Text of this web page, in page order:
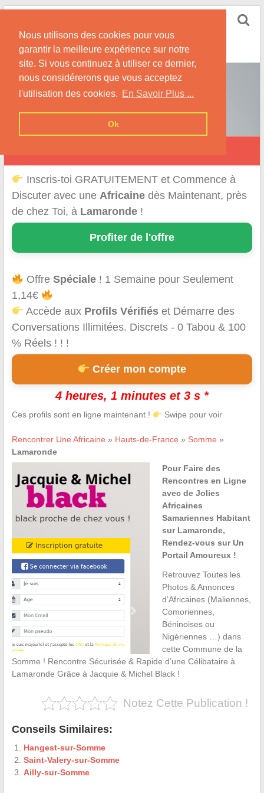
Nous utilisons des cookies pour vous
garantir la meilleure expérience sur notre
site. Si vous continuez à utiliser ce dernier,
nous considérerons que vous acceptez
l'utilisation des cookies. En Savoir Plus ...
Ok
Skip
content
Conseils et Infos pour la Rencontre d'une Belle
Africaine !
Inscris-toi GRATUITEMENT et Commence à
Discuter avec une Africainedès Maintenant, près
de chez Toi, à Lamaronde!
Profiter de l'offre
OffreSpéciale ! 1 Semaine pour Seulement
1,14€
Accède aux Profils Vérifiés et Démarre des
Conversations Illimitées. Discrets - 0 Tabou & 100
% Réels ! ! !
Créer mon compte
4 heures, 1 minutes et 3 s *
Ces profils sont en ligne maintenant ! Swipe pour voir
Rencontrer Une Africaine » Hauts-de-France » Somme »
Lamaronde
Pour Faire des
Rencontres en Ligne
avec de Jolies
Africaines
Samariennes Habitant
sur Lamaronde,
Rendez-vous sur Un
Portail Amoureux !
Retrouvez Toutes les
Photos & Annonces
d’Africaines (Maliennes,
Comoriennes,
Béninoises ou
Nigériennes …) dans
cette Commune de la
Somme ! Rencontre Sécurisée & Rapide d’une Célibataire à
Lamaronde Grâce à Jacquie & Michel Black !
Notez Cette Publication !
Conseils Similaires:
Hangest-sur-Somme
Saint-Valery-sur-Somme
Ailly-sur-Somme